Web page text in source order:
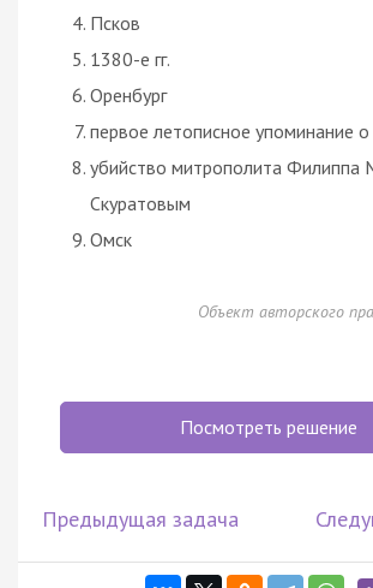
Псков
1380-е гг.
Оренбург
первое летописное упоминание
убийство митрополита Филиппа
Скуратовым
Омск
Объект авторского
Посмотреть решение
Предыдущая задача